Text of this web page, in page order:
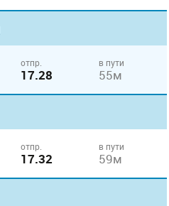
отпр.
17.28
в пути
55м
отпр.
17.32
в пути
59м